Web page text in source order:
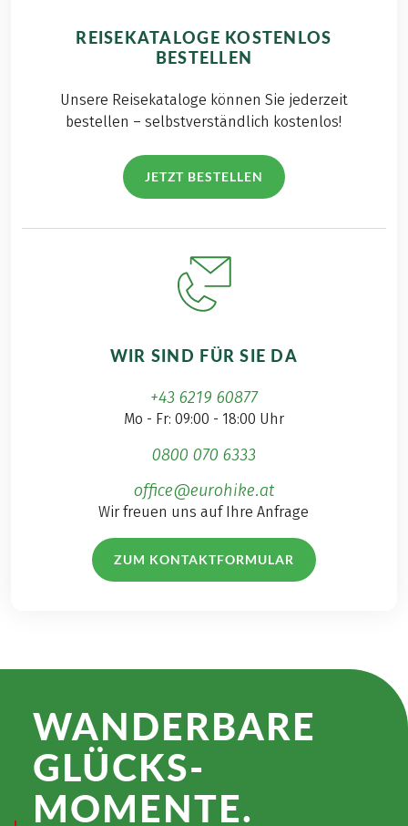
REISEKATALOGE KOSTENLOS
BESTELLEN
Unsere Reisekataloge können Sie jederzeit
bestellen – selbstverständlich kostenlos!
JETZT BESTELLEN
WIR SIND FÜR SIE DA
+43 6219 60877
Mo - Fr: 09:00 - 18:00 Uhr
0800 070 6333
office@eurohike.at
Wir freuen uns auf Ihre Anfrage
ZUM KONTAKTFORMULAR
WANDER­BARE
GLÜCKS­
MOMENTE.